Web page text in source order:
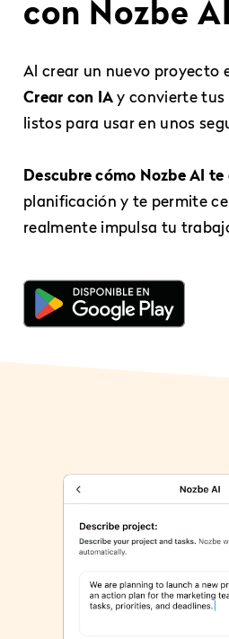
con Nozbe AI
Al crear un nuevo proyecto
Crear con IA y convierte tus
listos para usar en unos
Descubre cómo Nozbe AI
planificación y te permite
realmente impulsa tu